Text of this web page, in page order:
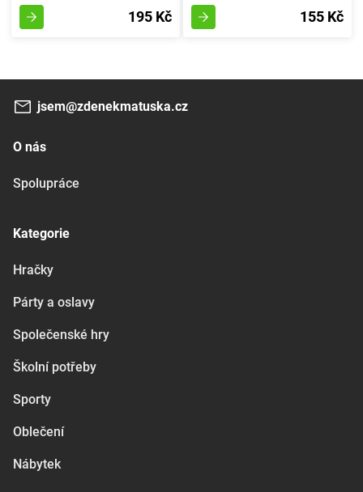
195 Kč 155 Kč
jsem@zdenekmatuska.cz
O nás
Spolupráce
Kategorie
Hračky
Párty a oslavy
Společenské hry
Školní potřeby
Sporty
Oblečení
Nábytek